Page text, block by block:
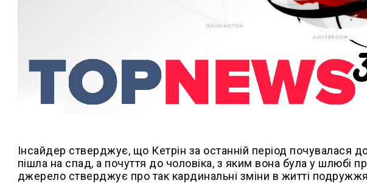
Інсайдер стверджує, що Кетрін за останній період почувалася
пішла на спад, а почуття до чоловіка, з яким вона була у шлюбі
джерело стверджує про так кардинальні зміни в житті